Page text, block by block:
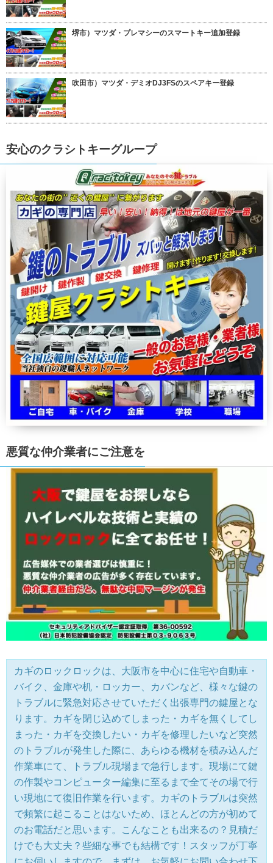
堺市）マツダ・プレマシーのスマートキー追加登録
吹田市）マツダ・デミオDJ3FSのスペアキー登録
安心のクラシトキーグループ
悪質な仲介業者にご注意を
カギのロックロックは、大阪市を中心に住宅や自動車・
バイク、金庫や机・ロッカー、カバンなど、様々な鍵の
トラブルに緊急対応させていただく出張専門の鍵屋とな
ります。カギを閉じ込めてしまった・カギを無くしてし
まった・カギを交換したい・カギを修理したいなど突然
のトラブルが発生した際に、あらゆる機材を積み込んだ
作業車にて、トラブル現場まで急行します。現場にて鍵
の作製やコンピューター編集に至るまで全てその場で行
い現地にて復旧作業を行います。カギのトラブルは突然
で頻繁に起こることはないため、ほとんどの方が初めて
のお電話だと思います。こんなことも出来るの？見積だ
けでも大丈夫？些細な事でも結構です！スタッフが丁寧